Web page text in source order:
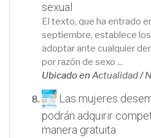
sexual
El texto, que ha entrado
septiembre, establece
adoptar ante cualquier
por razón de sexo ...
Ubicado en Actualidad/
Las mujeres
podrán adquirir
manera gratuita